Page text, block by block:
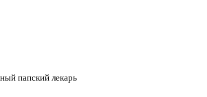
папский лекарь